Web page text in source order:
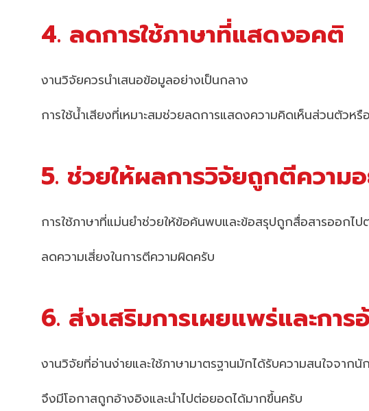
4. ลดการใช้ภาษาที่แสดงอคติ
งานวิจัยควรนำเสนอข้อมูลอย่างเป็นกลาง
การใช้น้ำเสียงที่เหมาะสมช่วยลดการแสดงความคิดเห็นส่วนตัวห
5. ช่วยให้ผลการวิจัยถูกตีความ
การใช้ภาษาที่แม่นยำช่วยให้ข้อค้นพบและข้อสรุปถูกสื่อสารออกไป
ลดความเสี่ยงในการตีความผิดครับ
6. ส่งเสริมการเผยแพร่และการ
งานวิจัยที่อ่านง่ายและใช้ภาษามาตรฐานมักได้รับความสนใจจากนั
จึงมีโอกาสถูกอ้างอิงและนำไปต่อยอดได้มากขึ้นครับ